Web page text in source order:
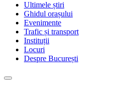
Ultimele știri
Ghidul orașului
Evenimente
Trafic și transport
Instituții
Locuri
Despre București